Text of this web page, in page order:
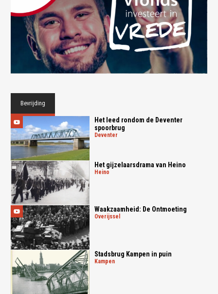
Bevrijding
Het leed rondom de Deventer
spoorbrug
deventer
Het gijzelaarsdrama van Heino
heino
Waakzaamheid: De Ontmoeting
overijssel
Stadsbrug Kampen in puin
kampen